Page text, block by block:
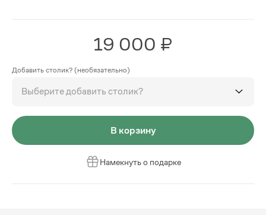
19 000 ₽
Добавить столик? (необязательно)
Выберите добавить столик?
В корзину
Намекнуть о подарке